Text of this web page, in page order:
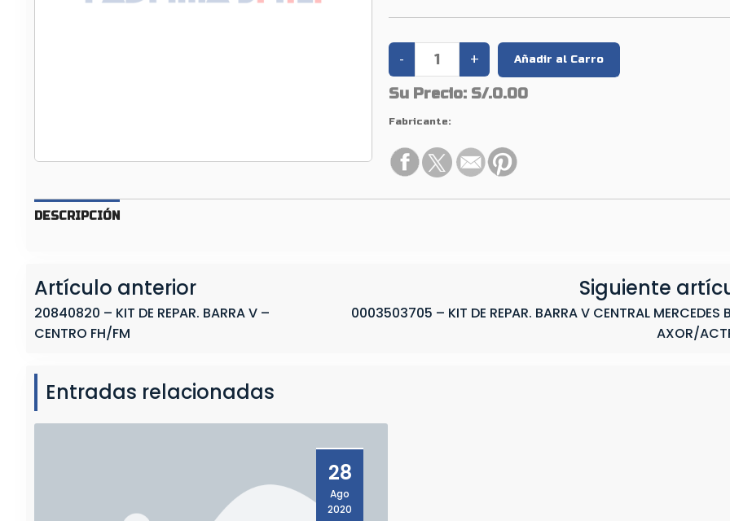
A
O
/
1
6
F
M
Su Precio: S/.0.00
Fabricante:
DESCRIPCIÓN
Artículo anterior
20840820 – KIT DE REPAR. BARRA V –
CENTRO FH/FM
Siguiente
0003503705 – KIT DE REPAR. BARRA V CENTRAL MERCEDES
AXOR/
Entradas relacionadas
28
Ago
2020